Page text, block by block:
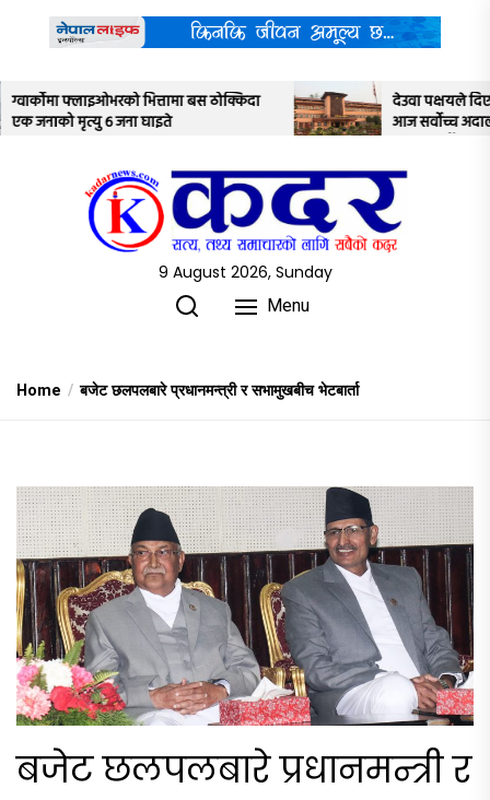
content
देउवा पक्षयले दिएकोे पुनरावलोकन निवेदनमाथि
आज सर्वोच्च अदालतका तीन न्यायाधीशले
9 August 2026, Sunday
Menu
Home बजेट छलपलबारे प्रधानमन्त्री र सभामुखबीच भेटबार्ता
बजेट छलपलबारे प्रधानमन्त्री र